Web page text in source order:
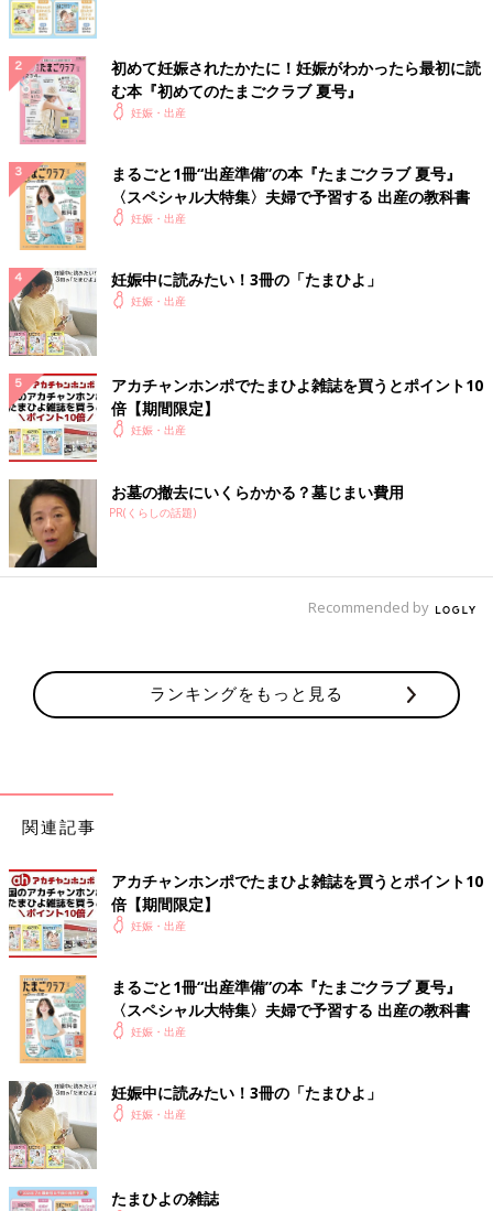
初めて妊娠されたかたに！妊娠がわかったら最初に読
む本『初めてのたまごクラブ 夏号』
妊娠・出産
まるごと1冊“出産準備”の本『たまごクラブ 夏号』
〈スペシャル大特集〉夫婦で予習する 出産の教科書
妊娠・出産
妊娠中に読みたい！3冊の「たまひよ」
妊娠・出産
アカチャンホンポでたまひよ雑誌を買うとポイント10
倍【期間限定】
妊娠・出産
お墓の撤去にいくらかかる？墓じまい費用
PR(くらしの話題)
Recommended by
ランキングをもっと見る
関連記事
アカチャンホンポでたまひよ雑誌を買うとポイント10
倍【期間限定】
妊娠・出産
まるごと1冊“出産準備”の本『たまごクラブ 夏号』
〈スペシャル大特集〉夫婦で予習する 出産の教科書
妊娠・出産
妊娠中に読みたい！3冊の「たまひよ」
妊娠・出産
たまひよの雑誌